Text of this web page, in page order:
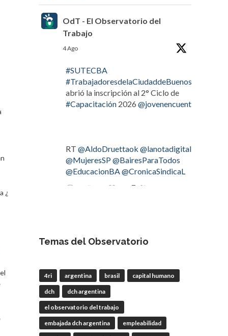
¿
OdT - El Observatorio del
Trabajo
4 Ago
#SUTECBA
#TrabajadoresdelaCiudaddeBuenosAires
abrió la inscripción al 2° Ciclo de
#Capacitación 2026 @jovenencuentro
RT @AldoDruettaok @lanotadigital
@MujeresSP@BairesParaTodos
@EducacionBA@CronicaSindicaL
Twitter
#LaBancariarechazó la reforma de
la Carta Orgánica del#BCRA
RT@lanotadigital@La_Bancaria
Temas del Observatorio
4ri argentina brasil capital humano
dch dch argentina
el observatorio del trabajo
embajada dch argentina empleabilidad